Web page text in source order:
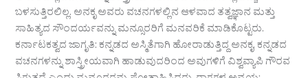
ಬಳಸುತ್ತಿರಲಿಲ್ಲ. ಅನಕೃ ಅವರು ವಚನಗಳಲ್ಲಿನ ಆಳವಾದ ತತ್ವಜ್ಞಾನ ಮತ್ತು
ಸಾಹಿತ್ಯದ ಸೌಂದರ್ಯವನ್ನು ಮನ್ಸೂರರಿಗೆ ಮನವರಿಕೆ ಮಾಡಿಕೊಟ್ಟರು.
ಕರ್ನಾಟಕತ್ವದ ಜಾಗೃತಿ: ಕನ್ನಡದ ಅಸ್ಮಿತೆಗಾಗಿ ಹೋರಾಡುತ್ತಿದ್ದ ಅನಕೃ, ಕನ್ನಡದ
ವಚನಗಳನ್ನು ಶಾಸ್ತ್ರೀಯವಾಗಿ ಹಾಡುವುದರಿಂದ ಅವುಗಳಿಗೆ ವಿಶ್ವವ್ಯಾಪಿ ಗೌರವ